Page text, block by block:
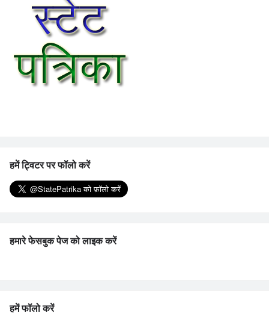
हमें ट्विटर पर फॉलो करें
हमारे फेसबुक पेज को लाइक करें
हमें फॉलो करें